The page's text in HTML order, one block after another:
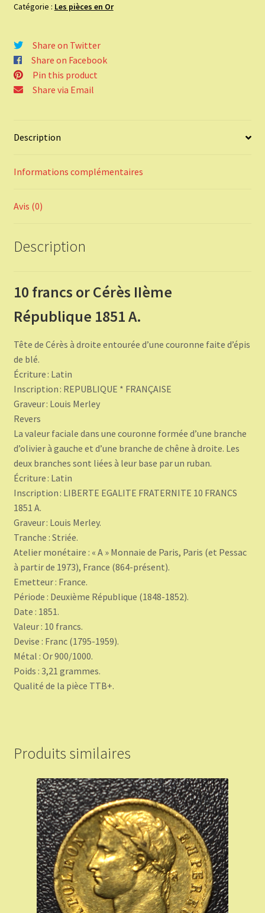
Cérès
1851
A.
Catégorie : Les pièces en Or
Share on Twitter
Share on Facebook
Pin this product
Share via Email
Description
Informations complémentaires
Avis (0)
Description
10 francs or Cérès IIème
République 1851 A.
Tête de Cérès à droite entourée d’une couronne faite d’épis
de blé.
Écriture : Latin
Inscription : REPUBLIQUE * FRANÇAISE
Graveur : Louis Merley
Revers
La valeur faciale dans une couronne formée d’une branche
d’olivier à gauche et d’une branche de chêne à droite. Les
deux branches sont liées à leur base par un ruban.
Écriture : Latin
Inscription : LIBERTE EGALITE FRATERNITE 10 FRANCS
1851 A.
Graveur : Louis Merley.
Tranche : Striée.
Atelier monétaire : « A » Monnaie de Paris, Paris (et Pessac
à partir de 1973), France (864-présent).
Emetteur : France.
Période : Deuxième République (1848-1852).
Date : 1851.
Valeur : 10 francs.
Devise : Franc (1795-1959).
Métal : Or 900/1000.
Poids : 3,21 grammes.
Qualité de la pièce TTB+.
Produits similaires